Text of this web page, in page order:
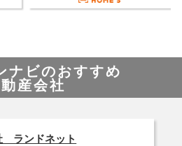
ナビのおすすめ
産会社
ランドネット